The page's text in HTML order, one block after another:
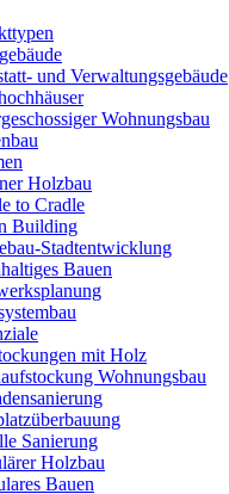
und Verwaltungsgebäude
Wohnungsbau
Holzbau
to Cradle
Building
Stadtentwicklung
Bauen
mit Holz
Wohnungsbau
Sanierung
Holzbau
Bauen